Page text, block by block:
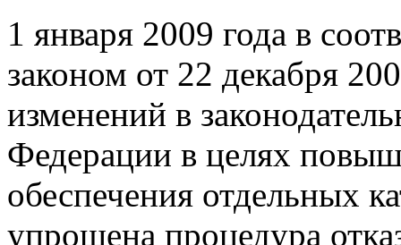
1 января 2009 года в
законом от 22 декабря
изменений в
Федерации в целях
обеспечения отдельных
упрощена процедура